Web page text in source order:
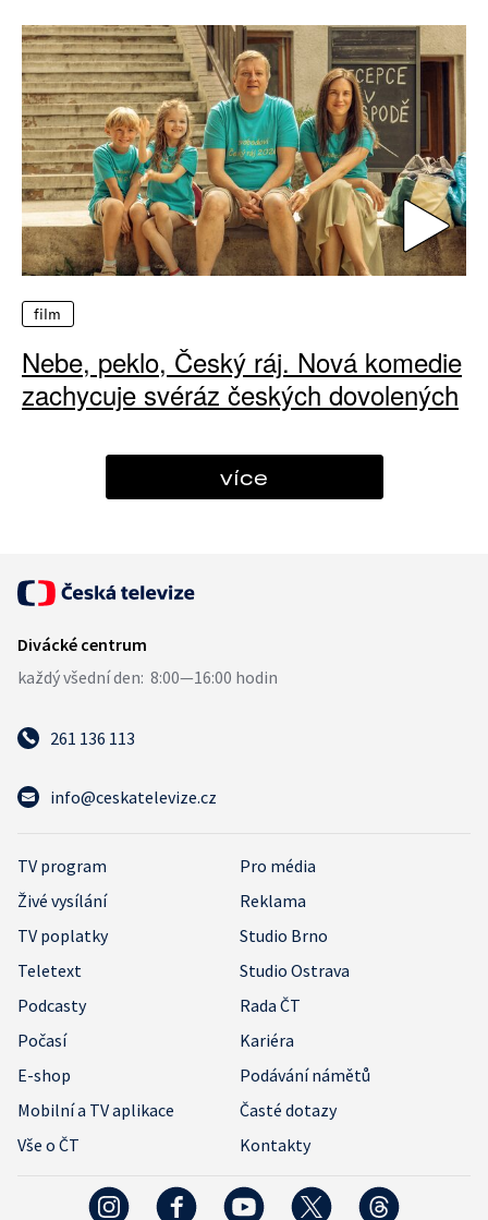
film
Nebe, peklo, Český ráj. Nová komedie
zachycuje svéráz českých dovolených
více
261 136 113
info@ceskatelevize.cz
TV program
Pro média
Živé vysílání
Reklama
TV poplatky
Studio Brno
Teletext
Studio Ostrava
Podcasty
Rada ČT
Počasí
Kariéra
E-shop
Podávání námětů
Mobilní a TV aplikace
Časté dotazy
Vše o ČT
Kontakty